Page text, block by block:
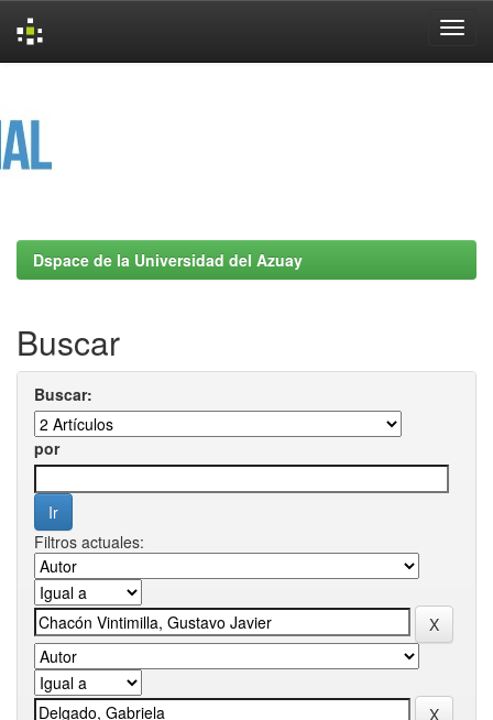
Dspace de la Universidad del Azuay
Buscar
Buscar:
por
Filtros actuales: